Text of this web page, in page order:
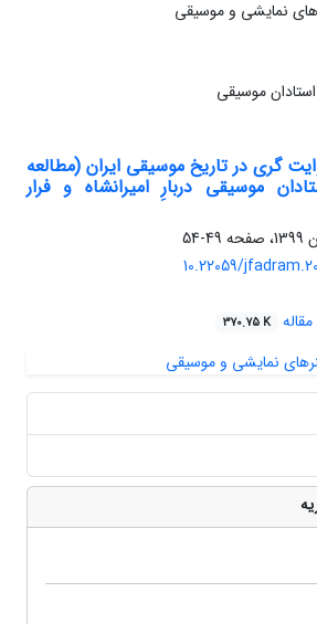
موسیقی
گری در تاریخ موسیقی ایران (مطالعه
موسیقی دربارِ امیرانشاه و فرار
49-54
10.22059/
370.75 K